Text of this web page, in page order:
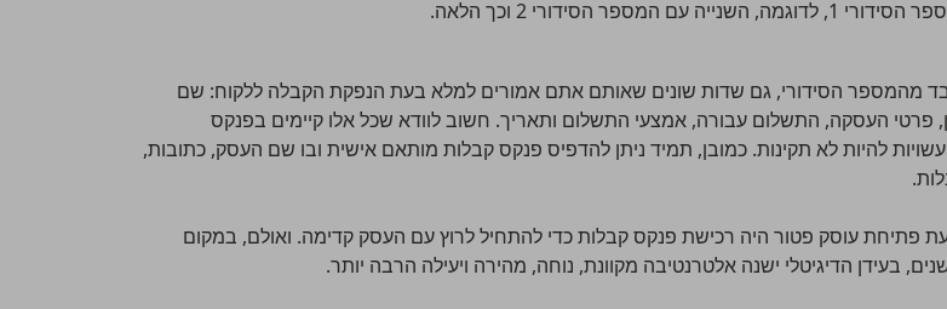
הסידורי 2 וכך הלאה.
מהמספר הסידורי, גם שדות שונים שאותם אתם אמורים למלא בעת הנפקת הקבלה ללקוח: שם
העסקה, התשלום עבורה, אמצעי התשלום ותאריך. חשוב לוודא שכל אלו קיימים בפנקס
להיות לא תקינות. כמובן, תמיד ניתן להדפיס פנקס קבלות מותאם אישית ובו שם העסק, כתובות,
פתיחת עוסק פטור היה רכישת פנקס קבלות כדי להתחיל לרוץ עם העסק קדימה. ואולם, במקום
בעידן הדיגיטלי ישנה אלטרנטיבה מקוונת, נוחה, מהירה ויעילה הרבה יותר.